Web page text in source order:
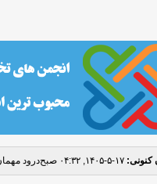
کنونی: ۱۷-۵-۱۴۰۵, ۰۴:۳۲ صبح درود